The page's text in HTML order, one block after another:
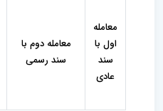
معامله
اول با
سند
عادی
معامله دوم با
سند رسمی